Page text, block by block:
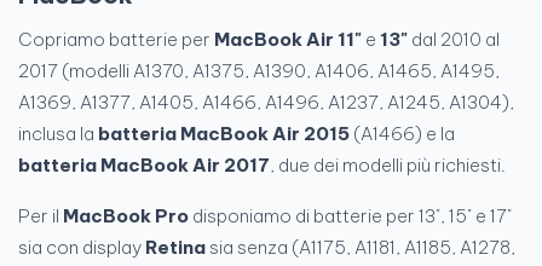
Copriamo batterie per MacBook Air 11" e 13" dal 2010 al
2017 (modelli A1370, A1375, A1390, A1406, A1465, A1495,
A1369, A1377, A1405, A1466, A1496, A1237, A1245, A1304),
inclusa la batteria MacBook Air 2015 (A1466) e la
batteria MacBook Air 2017, due dei modelli più richiesti.
Per il MacBook Pro disponiamo di batterie per 13", 15" e 17"
sia con display Retina sia senza (A1175, A1181, A1185, A1278,